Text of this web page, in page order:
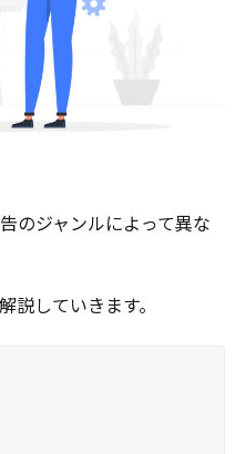
のジャンルによって異な
説していきます。